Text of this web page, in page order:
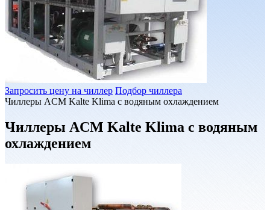
Запросить цену на чиллер Подбор чиллера
Чиллеры ACM Kalte Klima с водяным охлаждением
Чиллеры ACM Kalte Klima с водяным
охлаждением